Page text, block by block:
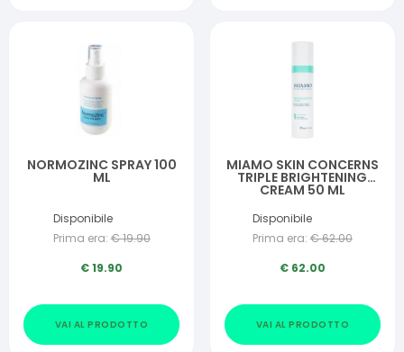
NORMOZINC SPRAY 100
ML
Disponibile
Prima era: €19.90
€19.90
VAI AL PRODOTTO
MIAMO SKIN CONCERNS
TRIPLE BRIGHTENING
CREAM 50 ML
Disponibile
Prima era: €62.00
€ 62.00
VAI AL PRODOTTO